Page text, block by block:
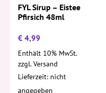
FYL Sirup – Eistee
Pfirsich 48ml
€ 4,99
Enthält 10% MwSt.
zzgl.Versand
Lieferzeit: nicht
angegeben